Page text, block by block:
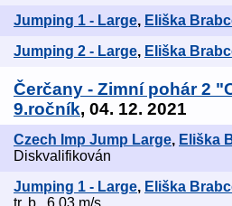
Jumping 1 - Large, Eliška
Jumping 2 - Large, Eliška
Čerčany - Zimní pohár 2
9.ročník, 04. 12. 2021
Czech Imp Jump Large, Eliška
Diskvalifikován
Jumping 1 - Large, Eliška
tr. b., 6.03 m/s